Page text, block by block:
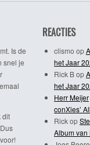
Is de
snel je
dit
REACTIES
clismo op
het Jaar
Rick Bop
het Jaar
Herr Meijer
conXies’
Rickop
Album van